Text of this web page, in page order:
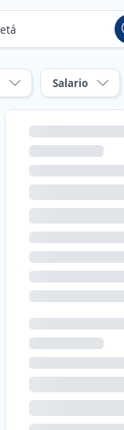
Salario